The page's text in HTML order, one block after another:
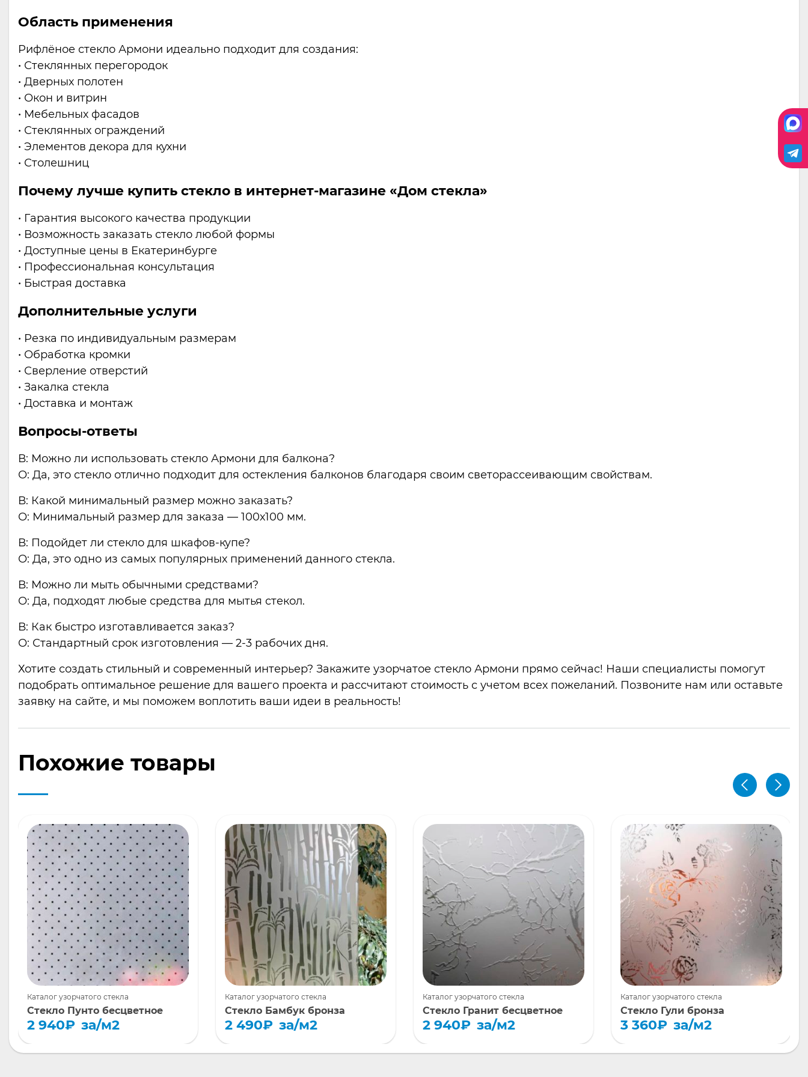
Область применения
Рифлёное стекло Армони идеально подходит для создания:
• Стеклянных перегородок
• Дверных полотен
• Окон и витрин
• Мебельных фасадов
• Стеклянных ограждений
• Элементов декора для кухни
• Столешниц
Почему лучше купить стекло в интернет-магазине «Дом стекла»
• Гарантия высокого качества продукции
• Возможность заказать стекло любой формы
• Доступные цены в Екатеринбурге
• Профессиональная консультация
• Быстрая доставка
Дополнительные услуги
• Резка по индивидуальным размерам
• Обработка кромки
• Сверление отверстий
• Закалка стекла
• Доставка и монтаж
Вопросы-ответы
В: Можно ли использовать стекло Армони для балкона?
О: Да, это стекло отлично подходит для остекления балконов благодаря своим светорассеивающим свойствам.
В: Какой минимальный размер можно заказать?
О: Минимальный размер для заказа — 100х100 мм.
В: Подойдет ли стекло для шкафов-купе?
О: Да, это одно из самых популярных применений данного стекла.
В: Можно ли мыть обычными средствами?
О: Да, подходят любые средства для мытья стекол.
В: Как быстро изготавливается заказ?
О: Стандартный срок изготовления — 2-3 рабочих дня.
Хотите создать стильный и современный интерьер? Закажите узорчатое стекло Армони прямо сейчас! Наши специалисты помогут
подобрать оптимальное решение для вашего проекта и рассчитают стоимость с учетом всех пожеланий. Позвоните нам или оставьте
заявку на сайте, и мы поможем воплотить ваши идеи в реальность!
Похожие товары
Каталог узорчатого стекла
Стекло Пунто бесцветное
2 940₽ за/м2
Каталог узорчатого стекла
Стекло Бамбук бронза
2 490₽ за/м2
Каталог узорчатого стекла
Стекло Гранит бесцветное
2 940₽ за/м2
Каталог узорчатого стекла
Стекло Гули бронза
3 360₽ за/м2